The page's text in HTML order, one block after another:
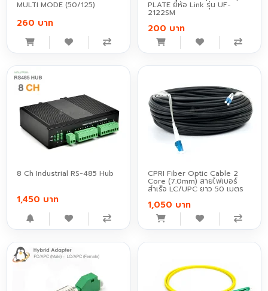
MULTI MODE (50/125)
260 บาท
PLATE ยี่ห้อ Link รุ่น UF-
2122SM
200 บาท
8 Ch Industrial RS-485 Hub
1,450 บาท
CPRI Fiber Optic Cable 2
Core (7.0mm) สายไฟเบอร์
สำเร็จ LC/UPC ยาว 50 เมตร
1,050 บาท